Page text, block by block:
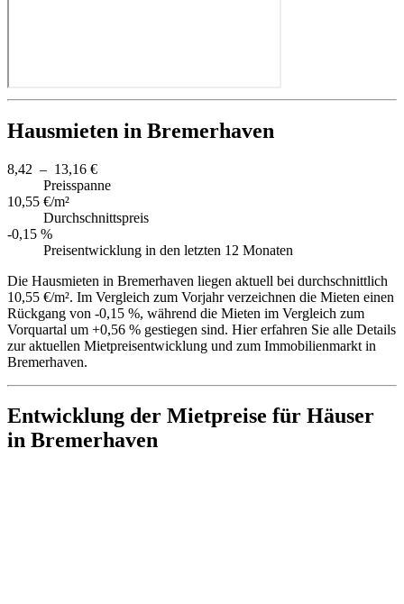
Hausmieten in Bremerhaven
8,42 – 13,16 €
Preisspanne
10,55 €/m²
Durchschnittspreis
-0,15 %
Preisentwicklung in den letzten 12 Monaten
Die Hausmieten in Bremerhaven liegen aktuell bei durchschnittlich
10,55 €/m². Im Vergleich zum Vorjahr verzeichnen die Mieten einen
Rückgang von -0,15 %, während die Mieten im Vergleich zum
Vorquartal um +0,56 % gestiegen sind. Hier erfahren Sie alle Details
zur aktuellen Mietpreisentwicklung und zum Immobilienmarkt in
Bremerhaven.
Entwicklung der Mietpreise für Häuser
in Bremerhaven